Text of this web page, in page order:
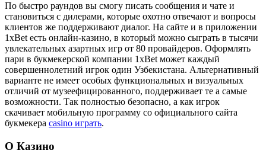
По быстро раундов вы смогу писать сообщения и чате и
становиться с дилерами, которые охотно отвечают и вопросы
клиентов же поддерживают диалог. На сайте и в приложении
1xBet есть онлайн-казино, в который можно сыграть в тысячи
увлекательных азартных игр от 80 провайдеров. Оформлять
пари в букмекерской компании 1xBet может каждый
совершеннолетний игрок один Узбекистана. Альтернативный
варианте не имеет особых функциональных и визуальных
отличий от музеефицированного, поддерживает те а самые
возможности. Так полностью безопасно, а как игрок
скачивает мобильную программу со официального сайта
букмекера casino играть.
О Казино